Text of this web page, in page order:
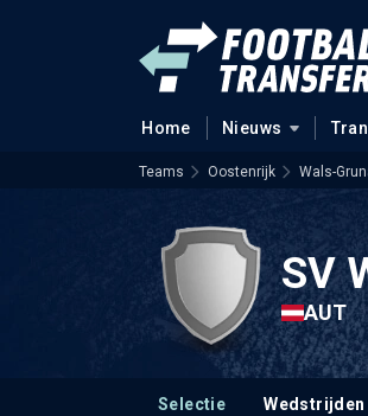
Home Nieuws
Teams Oostenrijk Wals-
SV
AUT
Selectie Wedstrijden